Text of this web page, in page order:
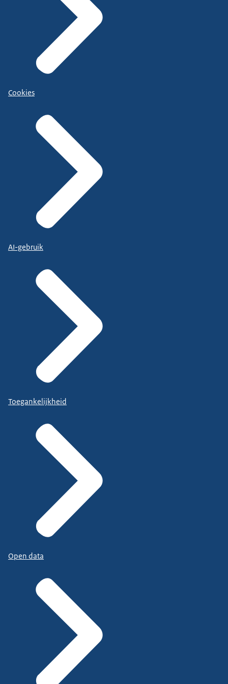
Cookies
AI-gebruik
Toegankelijkheid
Open data